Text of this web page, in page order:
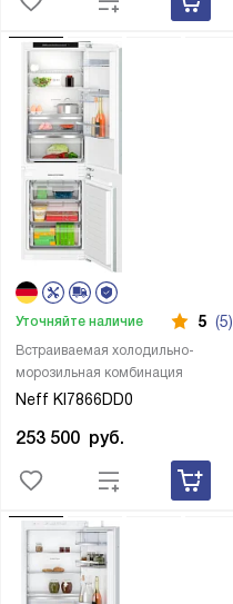
Встраиваемая холодильно-
морозильная комбинация
Neff KI7866DD0
Уточняйте наличие 5 (5)
253 500 руб.